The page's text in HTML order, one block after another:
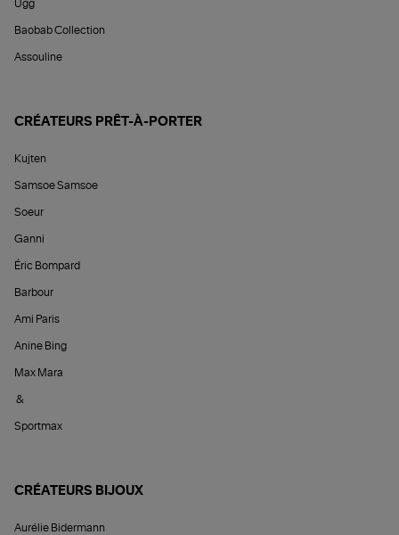
Ugg
Baobab Collection
Assouline
CRÉATEURS PRÊT-À-PORTER
Kujten
Samsoe Samsoe
Soeur
Ganni
Éric Bompard
Barbour
Ami Paris
Anine Bing
Max Mara
&
Sportmax
CRÉATEURS BIJOUX
Aurélie Bidermann